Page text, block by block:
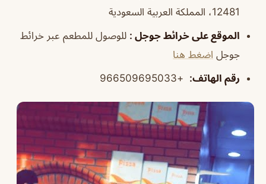
12481، المملكة العربية السعودية
الموقع على خرائط جوجل : للوصول للمطعم عبر خرائط
جوجل اضغط هنا
رقم الهاتف:
+966509695033